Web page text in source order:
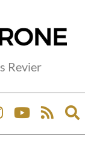
Revier